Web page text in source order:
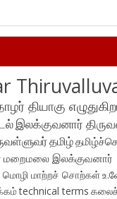
தியாகு
இலக்குவனார்
தமிழ்
மறைமலை இலக்குவனார்
மொழி மாற்றச் சொற்கள்
technical terms